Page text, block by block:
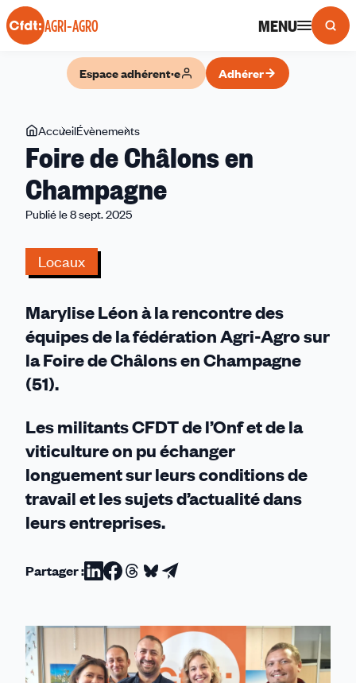
Panneau de gestion des cookies
AGRI-AGRO MENU
Espace adhérent·e Adhérer
Vous
êtes
ici
AccueilÉvènements
de
en
Foire de Châlons en
Champagne
Publié le 8 sept. 2025
Locaux
Marylise Léon à la rencontre des
équipes de la fédération Agri-Agro sur
la Foire de Châlons en Champagne
(51).
Les militants CFDT de l’Onf et de la
viticulture on pu échanger
longuement sur leurs conditions de
travail et les sujets d’actualité dans
leurs entreprises.
Partager :Partager
Linkedin
Partager
Facebook
Partager
Threads
Partager
Bluesky
Partager
email